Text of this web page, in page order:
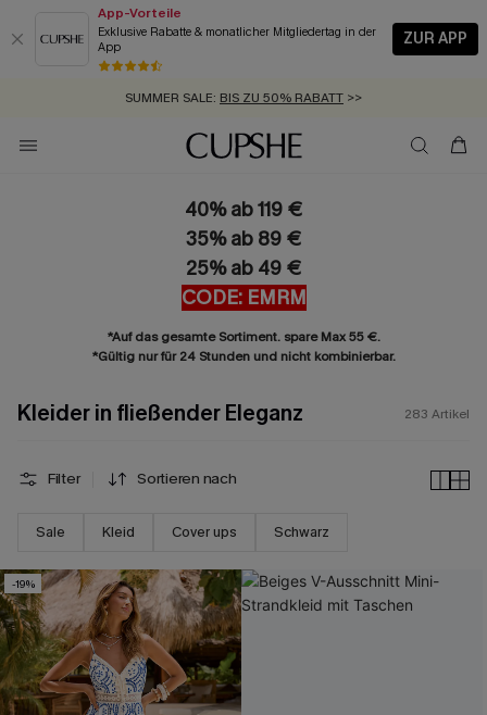
App-Vorteile
Exklusive Rabatte & monatlicher Mitgliedertag in der
App
ZUR APP
GRATIS MASSBAND MIT JEDEM SCHNELLVERSAND-ARTIKEL >>
SUMMER SALE:
ZUM NEWSLETTER:BIS ZU -20% EXTRA ERHALTEN
KOSTENLOSER VERSAND AB 89 €
40% ab 119 €
35% ab 89 €
25% ab 49 €
CODE: EMRM
*Auf das gesamte Sortiment. spare Max 55 €.
*Gültig nur für 24 Stunden und nicht kombinierbar.
Kleider in fließender Eleganz 283 Artikel
Filter Sortieren nach
Sale Kleid Cover ups Schwarz
-19%